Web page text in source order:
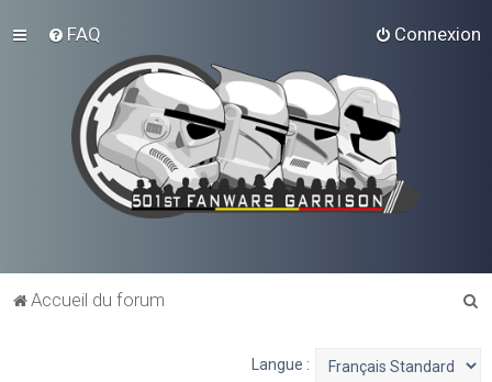
FAQ Connexion
Accueil du forum
Langue :